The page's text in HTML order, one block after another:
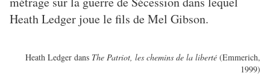
Heath Ledger joue le fils de Mel Gibson.
Heath Ledger dans The Patriot, les chemins de la liberté (Emmerich,
1999)